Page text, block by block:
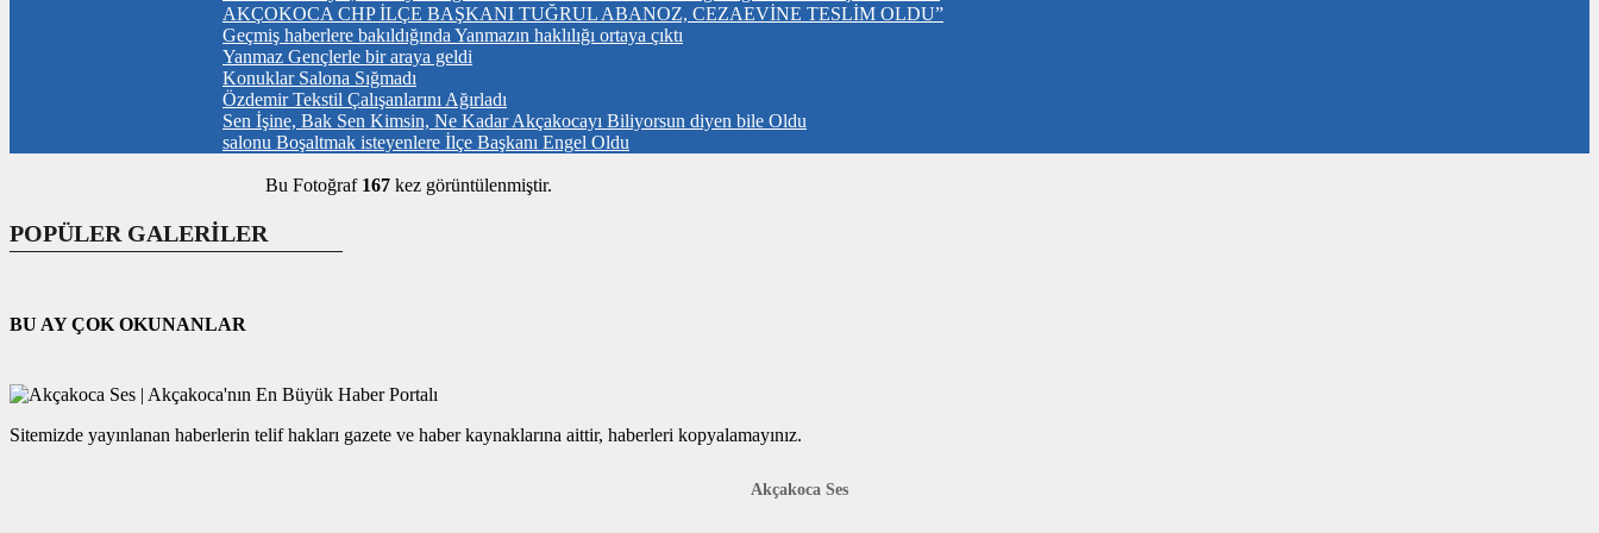
AKÇOKOCA CHP İLÇE BAŞKANI TUĞRUL ABANOZ, CEZAEVİNE TESLİM OLDU”
Geçmiş haberlere bakıldığında Yanmazın haklılığı ortaya çıktı
Yanmaz Gençlerle bir araya geldi
Konuklar Salona Sığmadı
Özdemir Tekstil Çalışanlarını Ağırladı
Sen İşine, Bak Sen Kimsin, Ne Kadar Akçakocayı Biliyorsun diyen bile Oldu
salonu Boşaltmak isteyenlere İlçe Başkanı Engel Oldu
Bu Fotoğraf 167kez görüntülenmiştir.
POPÜLER GALERİLER
BU AY ÇOK OKUNANLAR
Sitemizde yayınlanan haberlerin telif hakları gazete ve haber kaynaklarına aittir, haberleri kopyalamayınız.
Akçakoca Ses